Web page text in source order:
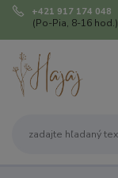
+421 917 174 048
(Po-Pia, 8-16 hod.)